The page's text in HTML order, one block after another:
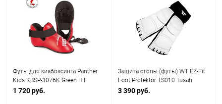
Футы для кикбоксинга Panther
Kids KBSP-3076K Green Hill
1 720 руб.
Защита стопы (футы) WT EZ-Fit
Foot Protektor TS010 Tusah
3 390 руб.